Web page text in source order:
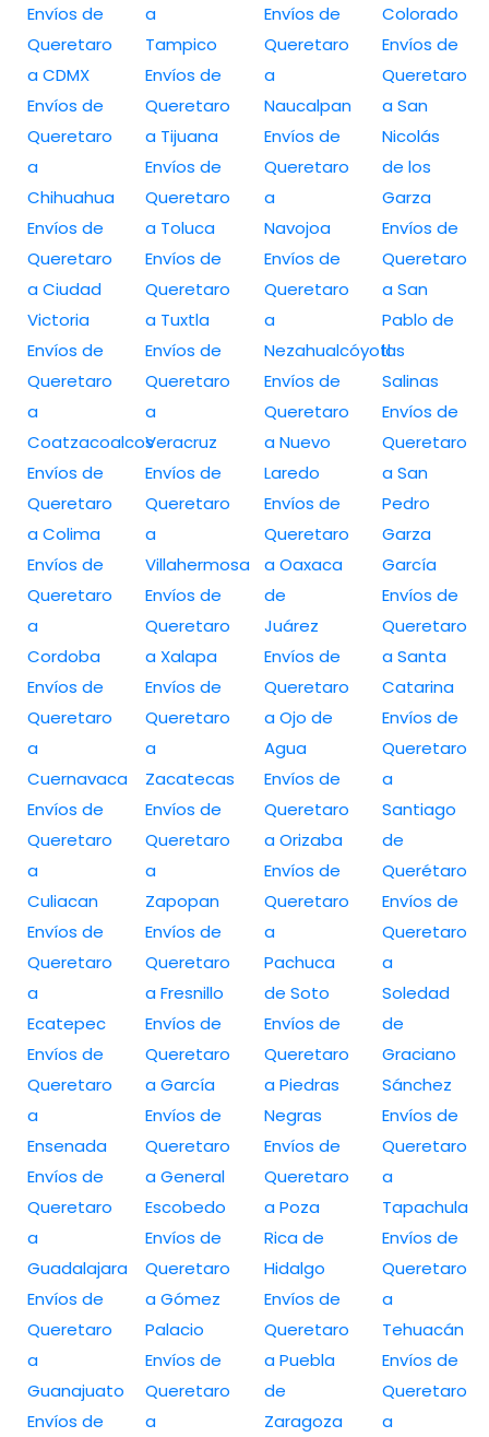
Envíos de
Queretaro
a CDMX
Envíos de
Queretaro
a
Chihuahua
Envíos de
Queretaro
a Ciudad
Victoria
Envíos de
Queretaro
a
Coatzacoalcos
Envíos de
Queretaro
a Colima
Envíos de
Queretaro
a
Cordoba
Envíos de
Queretaro
a
Cuernavaca
Envíos de
Queretaro
a
Culiacan
Envíos de
Queretaro
a
Ecatepec
Envíos de
Queretaro
a
Ensenada
Envíos de
Queretaro
a
Guadalajara
Envíos de
Queretaro
a
Guanajuato
Envíos de
a
Tampico
Envíos de
Queretaro
a Tijuana
Envíos de
Queretaro
a Toluca
Envíos de
Queretaro
a Tuxtla
Envíos de
Queretaro
a
Veracruz
Envíos de
Queretaro
a
Villahermosa
Envíos de
Queretaro
a Xalapa
Envíos de
Queretaro
a
Zacatecas
Envíos de
Queretaro
a
Zapopan
Envíos de
Queretaro
a Fresnillo
Envíos de
Queretaro
a García
Envíos de
Queretaro
a General
Escobedo
Envíos de
Queretaro
a Gómez
Palacio
Envíos de
Queretaro
a
Envíos de
Queretaro
a
Naucalpan
Envíos de
Queretaro
a
Navojoa
Envíos de
Queretaro
a
Nezahualcóyotl
Envíos de
Queretaro
a Nuevo
Laredo
Envíos de
Queretaro
a Oaxaca
de
Juárez
Envíos de
Queretaro
a Ojo de
Agua
Envíos de
Queretaro
a Orizaba
Envíos de
Queretaro
a
Pachuca
de Soto
Envíos de
Queretaro
a Piedras
Negras
Envíos de
Queretaro
a Poza
Rica de
Hidalgo
Envíos de
Queretaro
a Puebla
de
Zaragoza
Colorado
Envíos de
Queretaro
a San
Nicolás
de los
Garza
Envíos de
Queretaro
a San
Pablo de
las
Salinas
Envíos de
Queretaro
a San
Pedro
Garza
García
Envíos de
Queretaro
a Santa
Catarina
Envíos de
Queretaro
a
Santiago
de
Querétaro
Envíos de
Queretaro
a
Soledad
de
Graciano
Sánchez
Envíos de
Queretaro
a
Tapachula
Envíos de
Queretaro
a
Tehuacán
Envíos de
Queretaro
a